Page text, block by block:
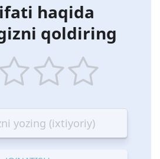
haqida
qoldiring
stars
—
Good
stars
—
Excellent